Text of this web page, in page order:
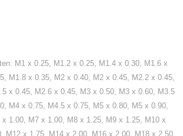
M1 x 0.25, M1.2 x 0.25, M1.4 x 0.30, M1.6 x
M1.8 x 0.35, M2 x 0.40, M2 x 0.45, M2.2 x 0.45,
x 0.45, M2.6 x 0.45, M3 x 0.50, M3 x 0.60, M3.5
M4 x 0.75, M4.5 x 0.75, M5 x 0.80, M5 x 0.90,
x 1.00, M7 x 1.00, M8 x 1.25, M9 x 1.25, M10 x
M12 x 1.75, M14 x 2.00, M16 x 2.00, M18 x 2.50,